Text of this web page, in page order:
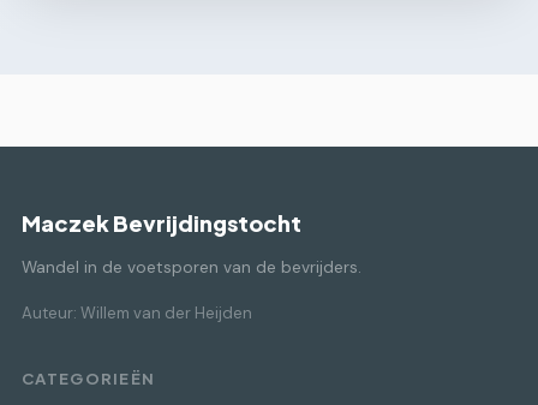
Maczek Bevrijdingstocht
Wandel in de voetsporen van de bevrijders.
Auteur: Willem van der Heijden
CATEGORIEËN